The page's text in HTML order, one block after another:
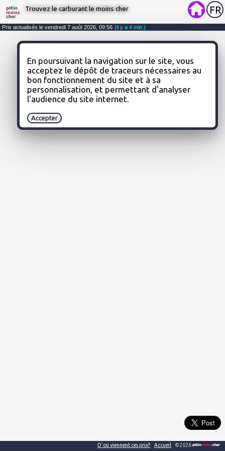
FR
Trouvez le carburant le moins cher
D'où viennent ces prix? Accueil ©2026
En poursuivant la navigation sur le site, vous
acceptez le dépôt de traceurs nécessaires au
bon fonctionnement du site et à sa
personnalisation, et permettant d'analyser
l'audience du site internet.
Accepter